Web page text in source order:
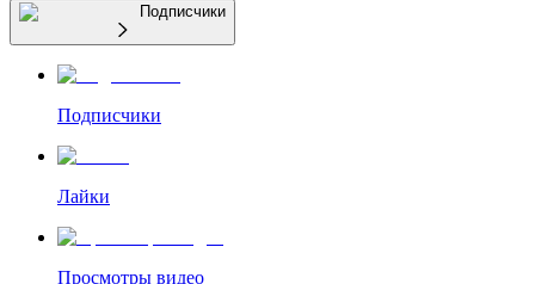
Подписчики
Подписчики
Лайки
Просмотры видео